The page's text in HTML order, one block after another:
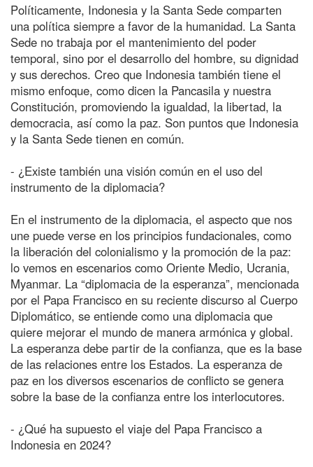
Políticamente, Indonesia y la Santa Sede comparten
una política siempre a favor de la humanidad. La Santa
Sede no trabaja por el mantenimiento del poder
temporal, sino por el desarrollo del hombre, su dignidad
y sus derechos. Creo que Indonesia también tiene el
mismo enfoque, como dicen la Pancasila y nuestra
Constitución, promoviendo la igualdad, la libertad, la
democracia, así como la paz. Son puntos que Indonesia
y la Santa Sede tienen en común.
- ¿Existe también una visión común en el uso del
instrumento de la diplomacia?
En el instrumento de la diplomacia, el aspecto que nos
une puede verse en los principios fundacionales, como
la liberación del colonialismo y la promoción de la paz:
lo vemos en escenarios como Oriente Medio, Ucrania,
Myanmar. La “diplomacia de la esperanza”, mencionada
por el Papa Francisco en su reciente discurso al Cuerpo
Diplomático, se entiende como una diplomacia que
quiere mejorar el mundo de manera armónica y global.
La esperanza debe partir de la confianza, que es la base
de las relaciones entre los Estados. La esperanza de
paz en los diversos escenarios de conflicto se genera
sobre la base de la confianza entre los interlocutores.
- ¿Qué ha supuesto el viaje del Papa Francisco a
Indonesia en 2024?